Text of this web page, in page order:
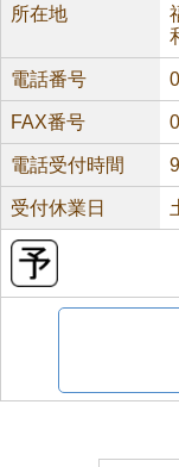
所在地
電話番号
FAX番号
電話受付時間
受付休業日